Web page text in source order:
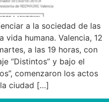
a la sociedad de las
vida humana. Valencia, 12
a las 19 horas, con
“Distintos” y bajo el
comenzaron los actos
ciudad […]